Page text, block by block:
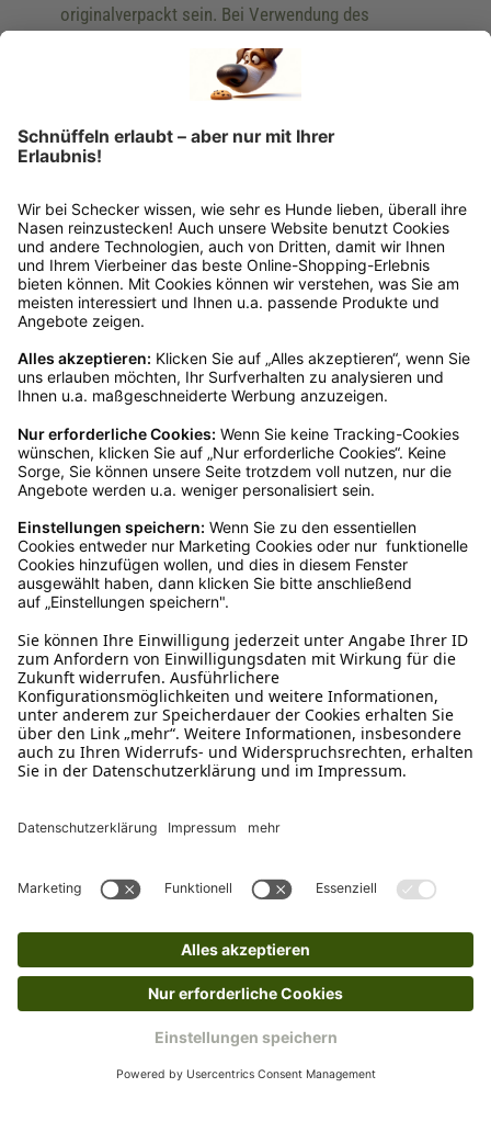
originalverpackt sein. Bei Verwendung des
Rücksendung?
Bitte fülle das Rücksendeformular aus. Dieses
findest du online. Verpacke die Artikel
anschließend sicher und klebe das
Rücksendeetikett auf das Paket. Dieses kannst du
dir in deinem Kundenkonto anfordern. Hast du als
verkauf@schecker.de oder rufe zu unseren
Servicezeiten an, dann lassen wir dir ein
Kundenservice
Mo – Fr 9 – 17 Uhr, Sa 9 – 13 Uhr
Ruf uns an
04942-60 64 080
Schreibe uns
+49 1520 8997191
Tritt unserem Newsletter bei